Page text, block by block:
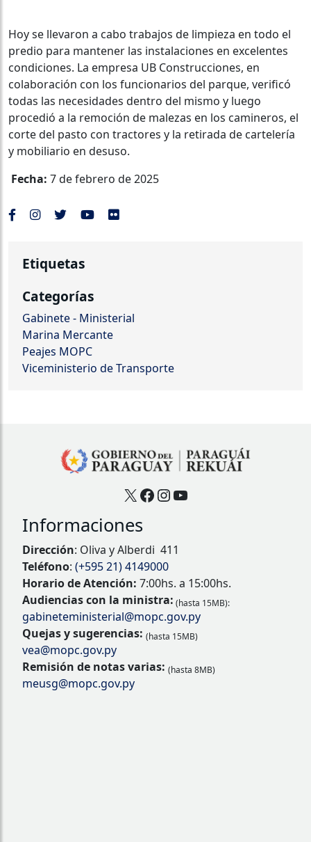
Hoy se llevaron a cabo trabajos de limpieza en todo el
predio para mantener las instalaciones en excelentes
condiciones. La empresa UB Construcciones, en
colaboración con los funcionarios del parque, verificó
todas las necesidades dentro del mismo y luego
procedió a la remoción de malezas en los camineros, el
corte del pasto con tractores y la retirada de cartelería
y mobiliario en desuso.
Fecha: 7 de febrero de 2025
Etiquetas
Categorías
Gabinete - Ministerial
Marina Mercante
Peajes MOPC
Viceministerio de Transporte
X Facebook
Instagram
YouTube
Informaciones
Dirección: Oliva y Alberdi 411
Teléfono: (+595 21) 4149000
Horario de Atención: 7:00hs. a 15:00hs.
Audiencias con la ministra: (hasta 15MB):
gabineteministerial@mopc.gov.py
Quejas y sugerencias: (hasta 15MB)
vea@mopc.gov.py
Remisión de notas varias: (hasta 8MB)
meusg@mopc.gov.py